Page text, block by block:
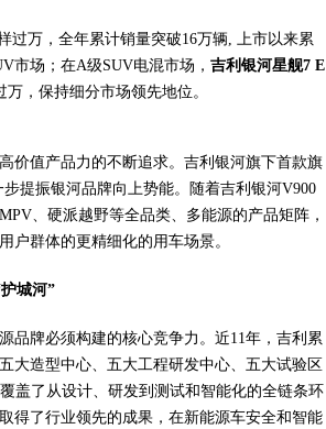
过万，全年累计销量突破16万辆, 上市以来累
市场；在A级SUV电混市场， 吉利银河星舰7 E
，保持细分市场领先地位。
价值产品力的不断追求。吉利银河旗下首款旗
提振银河品牌向上势能。随着吉利银河V900
、硬派越野等全品类、多能源的产品矩阵，
户群体的更精细化的用车场景。
城河”
品牌必须构建的核心竞争力。近11年，吉利累
大造型中心‌、‌五大工程研发中心‌、‌五大试验区
盖了从设计、研发到测试和智能化的全链条环
得了行业领先的成果，在新能源车安全和智能